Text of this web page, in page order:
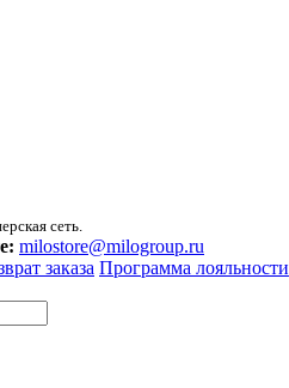
сеть.
milostore@milogroup.ru
заказа Программа лояльности